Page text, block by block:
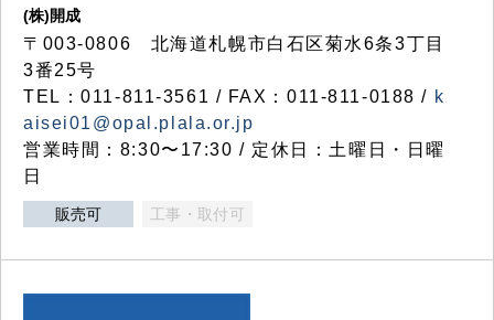
(株)開成
〒003-0806 北海道札幌市白石区菊水6条3丁目
3番25号
TEL：011-811-3561 / FAX：011-811-0188 / k
aisei01@opal.plala.or.jp
営業時間：8:30〜17:30 / 定休日：土曜日・日曜
日
販売可 工事・取付可